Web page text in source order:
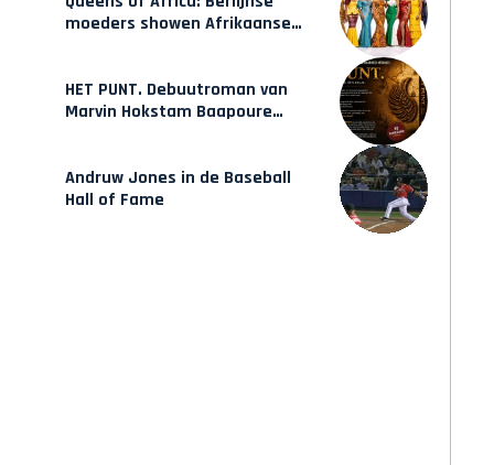
moeders showen Afrikaanse
HET PUNT. Debuutroman van
Marvin Hokstam Baapoure
Andruw Jones in de Baseball
Hall of Fame